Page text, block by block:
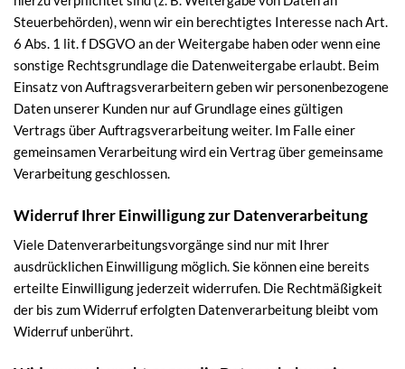
Steuerbehörden), wenn wir ein berechtigtes Interesse nach Art.
6 Abs. 1 lit. f DSGVO an der Weitergabe haben oder wenn eine
sonstige Rechtsgrundlage die Datenweitergabe erlaubt. Beim
Einsatz von Auftragsverarbeitern geben wir personenbezogene
Daten unserer Kunden nur auf Grundlage eines gültigen
Vertrags über Auftragsverarbeitung weiter. Im Falle einer
gemeinsamen Verarbeitung wird ein Vertrag über gemeinsame
Verarbeitung geschlossen.
Widerruf Ihrer Einwilligung zur Datenverarbeitung
Viele Datenverarbeitungsvorgänge sind nur mit Ihrer
ausdrücklichen Einwilligung möglich. Sie können eine bereits
erteilte Einwilligung jederzeit widerrufen. Die Rechtmäßigkeit
der bis zum Widerruf erfolgten Datenverarbeitung bleibt vom
Widerruf unberührt.